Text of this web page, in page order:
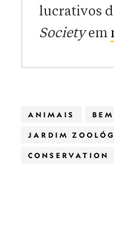
lucrativos
Societyem
ANIMAIS
JARDIM
CONSERVATION